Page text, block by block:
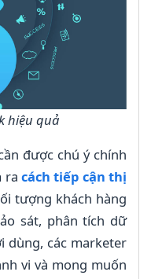
hiệu quả
được chú ý chính
ra cách tiếp cận thị
tượng khách hàng
sát, phân tích dữ
dùng, các marketer
vi và mong muốn